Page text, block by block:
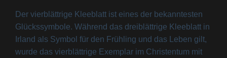
Der vierblättrige Kleeblatt ist eines der bekanntesten
Glückssymbole. Während das dreiblättrige Kleeblatt in
Irland als Symbol für den Frühling und das Leben gilt,
wurde das vierblättrige Exemplar im Christentum mit